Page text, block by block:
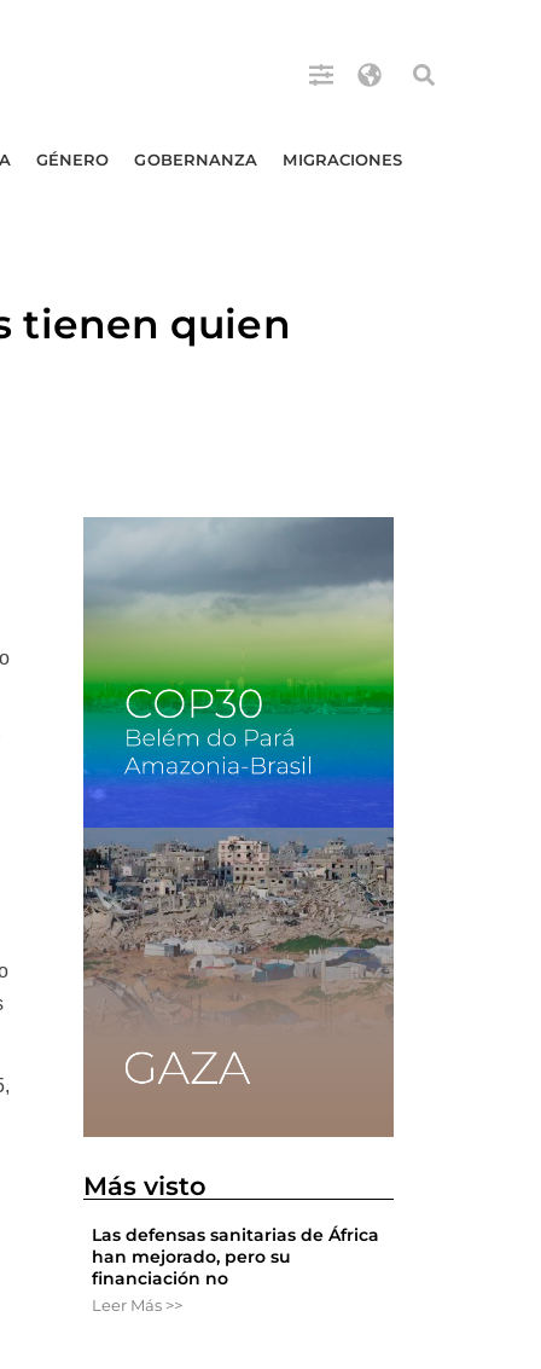
GÉNERO GOBERNANZA MIGRACIONES
tienen quien
Más visto
Las defensas sanitarias de África
han mejorado, pero su
financiación no
Leer Más >>